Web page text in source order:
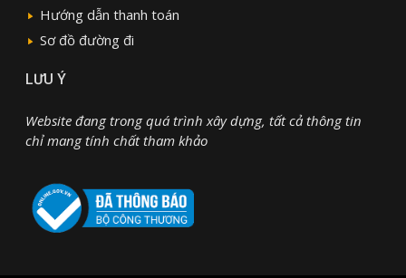
Hướng dẫn thanh toán
Sơ đồ đường đi
LƯU Ý
Website đang trong quá trình xây dựng, tất cả thông tin
chỉ mang tính chất tham khảo